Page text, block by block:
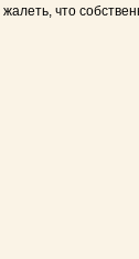
что